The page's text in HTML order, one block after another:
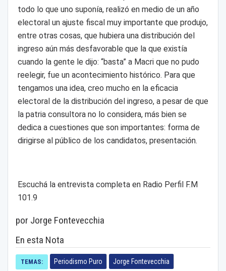
todo lo que uno suponía, realizó en medio de un año
electoral un ajuste fiscal muy importante que produjo,
entre otras cosas, que hubiera una distribución del
ingreso aún más desfavorable que la que existía
cuando la gente le dijo: “basta” a Macri que no pudo
reelegir, fue un acontecimiento histórico. Para que
tengamos una idea, creo mucho en la eficacia
electoral de la distribución del ingreso, a pesar de que
la patria consultora no lo considera, más bien se
dedica a cuestiones que son importantes: forma de
dirigirse al público de los candidatos, presentación.
Escuchá la entrevista completa en Radio Perfil F.M
101.9
por Jorge Fontevecchia
En esta Nota
TEMAS: Periodismo Puro Jorge Fontevecchia